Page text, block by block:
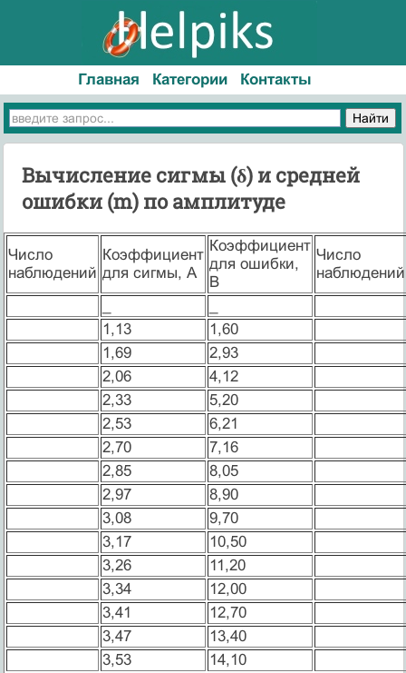
Главная Категории Контакты
Вычисление сигмы (δ) и средней
ошибки (m) по амплитуде
Число
наблюдений
Коэффициент
для сигмы, А
Коэффициент
для ошибки,
В
Число
наблюдений
1,13
1,60
1,69
2,93
2,06
4,12
2,33
5,20
2,53
6,21
2,70
7,16
2,85
8,05
2,97
8,90
3,08
9,70
3,17
10,50
3,26
11,20
3,34
12,00
3,41
12,70
3,47
13,40
3,53
14,10